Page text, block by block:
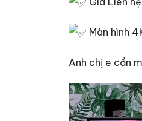
Màn hình
Anh chị e cần